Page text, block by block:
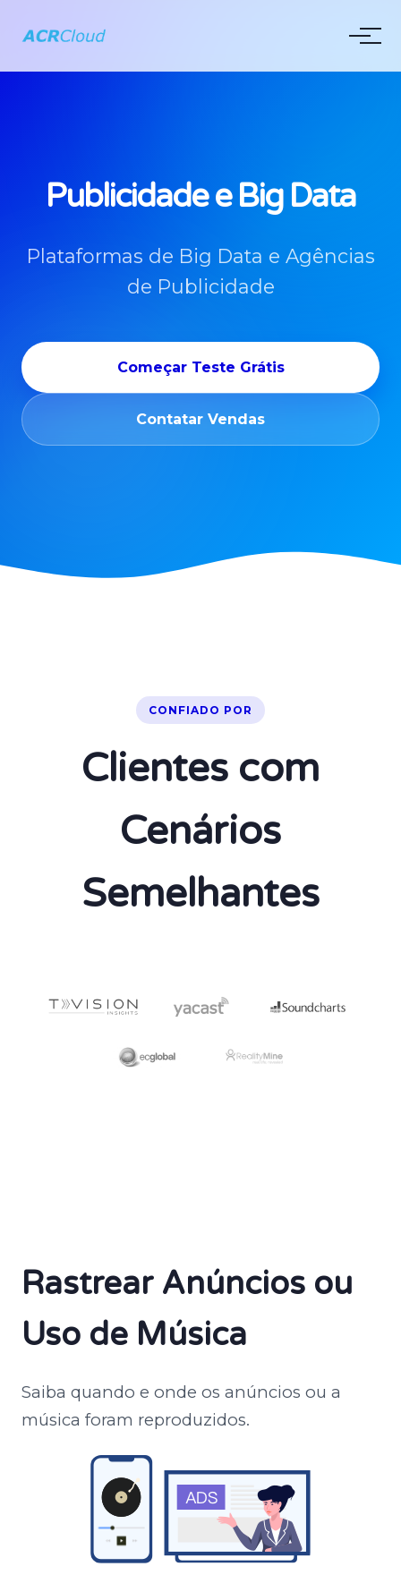
Publicidade e Big Data
Plataformas de Big Data e Agências
de Publicidade
Começar Teste Grátis
Contatar Vendas
CONFIADO POR
Clientes com
Cenários
Semelhantes
Rastrear Anúncios ou
Uso de Música
Saiba quando e onde os anúncios ou a
música foram reproduzidos.